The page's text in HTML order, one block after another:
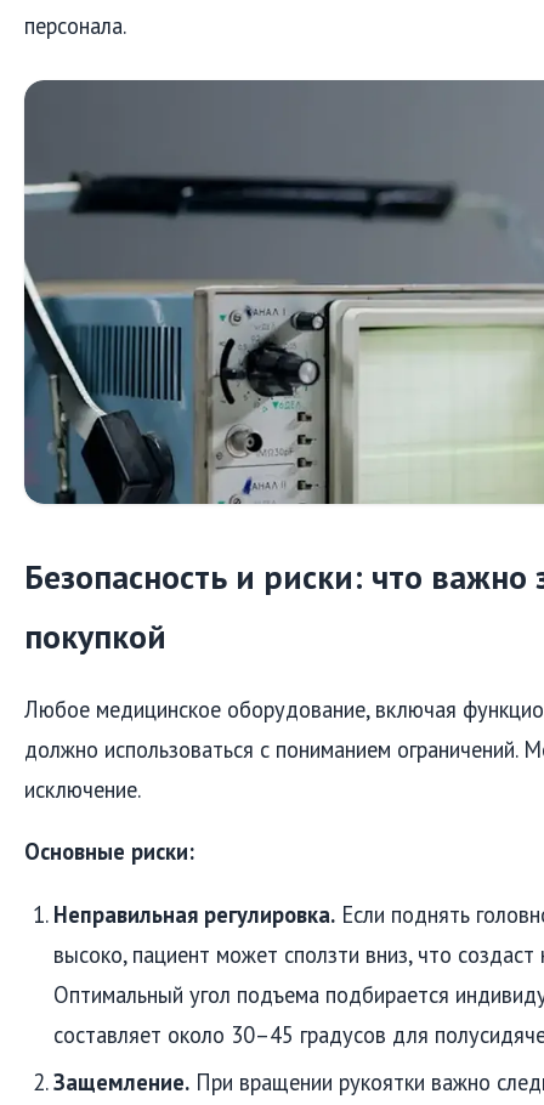
персонала.
Безопасность и риски: что важно
покупкой
Любое медицинское оборудование, включая
должно использоваться с пониманием ограничений.
исключение.
Основные риски:
Неправильная регулировка. Если поднять
высоко, пациент может сползти вниз, что создаст
Оптимальный угол подъема подбирается
составляет около 30–45 градусов для
Защемление. При вращении рукоятки важно